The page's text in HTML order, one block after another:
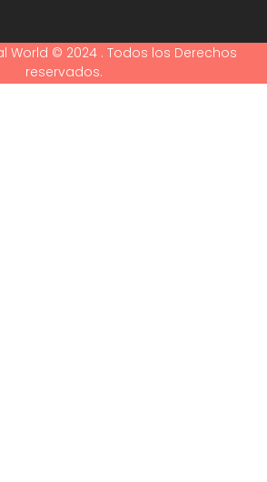
World © 2024 . Todos los Derechos
reservados.